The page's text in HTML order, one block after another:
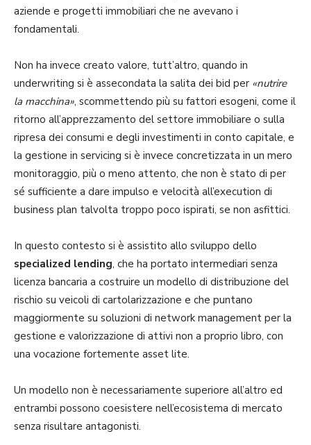
aziende e progetti immobiliari che ne avevano i
fondamentali.
Non ha invece creato valore, tutt’altro, quando in
underwriting si è assecondata la salita dei bid per «nutrire
la macchina», scommettendo più su fattori esogeni, come il
ritorno all’apprezzamento del settore immobiliare o sulla
ripresa dei consumi e degli investimenti in conto capitale, e
la gestione in servicing si è invece concretizzata in un mero
monitoraggio, più o meno attento, che non è stato di per
sé sufficiente a dare impulso e velocità all’execution di
business plan talvolta troppo poco ispirati, se non asfittici.
In questo contesto si è assistito allo sviluppo dello
specialized lending, che ha portato intermediari senza
licenza bancaria a costruire un modello di distribuzione del
rischio su veicoli di cartolarizzazione e che puntano
maggiormente su soluzioni di network management per la
gestione e valorizzazione di attivi non a proprio libro, con
una vocazione fortemente asset lite.
Un modello non è necessariamente superiore all’altro ed
entrambi possono coesistere nell’ecosistema di mercato
senza risultare antagonisti.